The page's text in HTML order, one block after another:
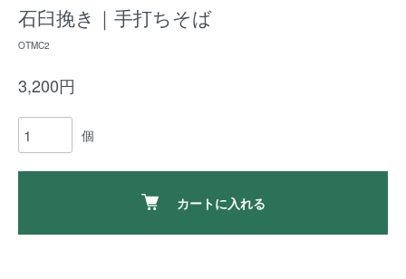
石臼挽き｜手打ちそば
OTMC2
3,200円
個
カートに入れる